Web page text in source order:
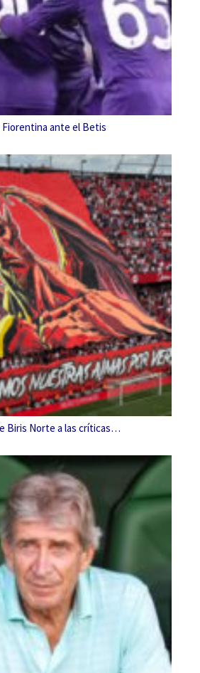
Fiorentina ante el Betis
Biris Norte a las críticas…